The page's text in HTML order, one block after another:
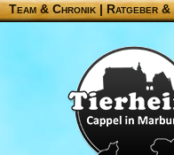
Team & Chronik |Ratgeber &